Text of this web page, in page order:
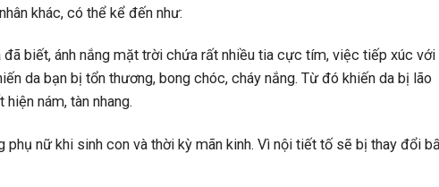
khác, có thể kể đến như:
đã biết, ánh nắng mặt trời chứa rất nhiều tia cực tím, việc tiếp xúc với
da bạn bị tổn thương, bong chóc, cháy nắng. Từ đó khiến da bị lão
hiện nám, tàn nhang.
phụ nữ khi sinh con và thời kỳ mãn kinh. Vì nội tiết tố sẽ bị thay đổi